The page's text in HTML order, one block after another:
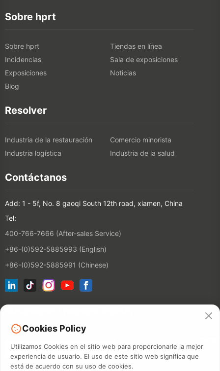
Sobre hprt
Sobre hprt
Tiendas en línea
Incidencias
Sala de exposiciones
Exposiciones
Noticias
Blog
Resolver
Industria de la restauración
Comercio minorista
Industria logística
Industria de la salud
Contáctanos
Add: 1 - 5f, No. 8 gaoqi South 12th road, xiamen, China
Tel:
400-766-7666 (After-sales Service)
+86-(0)592-5885993 (English)
+86-(0)592-5885991 (Chinese)
Cookies Policy
Utilizamos Cookies en el sitio web para proporcionarle la mejor
experiencia de usuario. El uso de este sitio web significa que
está de acuerdo con su uso de cookies.